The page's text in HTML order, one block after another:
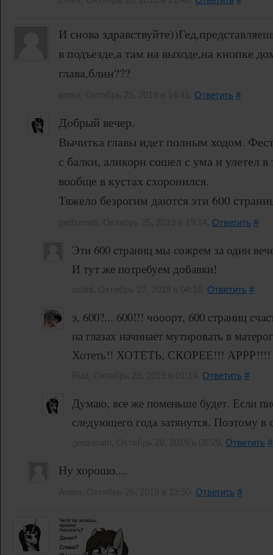
И снова
в подъезде,а там на выходе,на кнопке
глава,блин???
Ответить #
Добрый вечер.
Вычитка главы идет полным ходом.
с балки, аликорн сошел с ума и улетел в
вообще в кустах схоронился.
Тяжело безрогим даются эти 600
Ответить #
Эти 600 страниц мы сожрем за один
И тут же потребуем добавки!
Ответить #
э, 600?... 600!!! чооорт, 600 страниц
на глазах начинает мутировать в
Хотеть!! ХОТЕТЬ, СКОРЕЕ!!!
Ответить #
Думаю, все же поменьше будет. Если
следующего года затянутся. Поэтому
Ответить #
Ну хорошо....
Ответить #